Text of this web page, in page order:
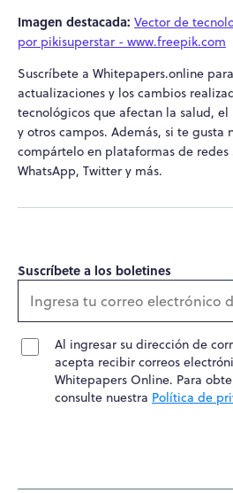
Imagen destacada: Vector de
por pikisuperstar - www.freepik.com
Suscríbete a Whitepapers.online
actualizaciones y los cambios
tecnológicos que afectan la salud,
y otros campos. Además, si te gusta
compártelo en plataformas de redes
WhatsApp, Twitter y más.
Suscríbete a los boletines
Al ingresar su dirección de
acepta recibir correos
Whitepapers Online. Para
consulte nuestra Política de